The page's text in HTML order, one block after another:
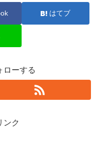
はてブ
ローする
ンク